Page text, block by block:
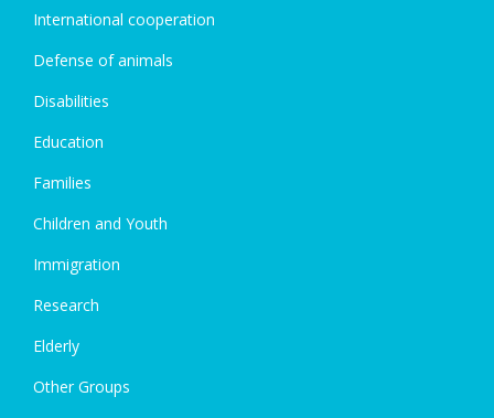
International cooperation
Defense of animals
Disabilities
Education
Families
Children and Youth
Immigration
Research
Elderly
Other Groups